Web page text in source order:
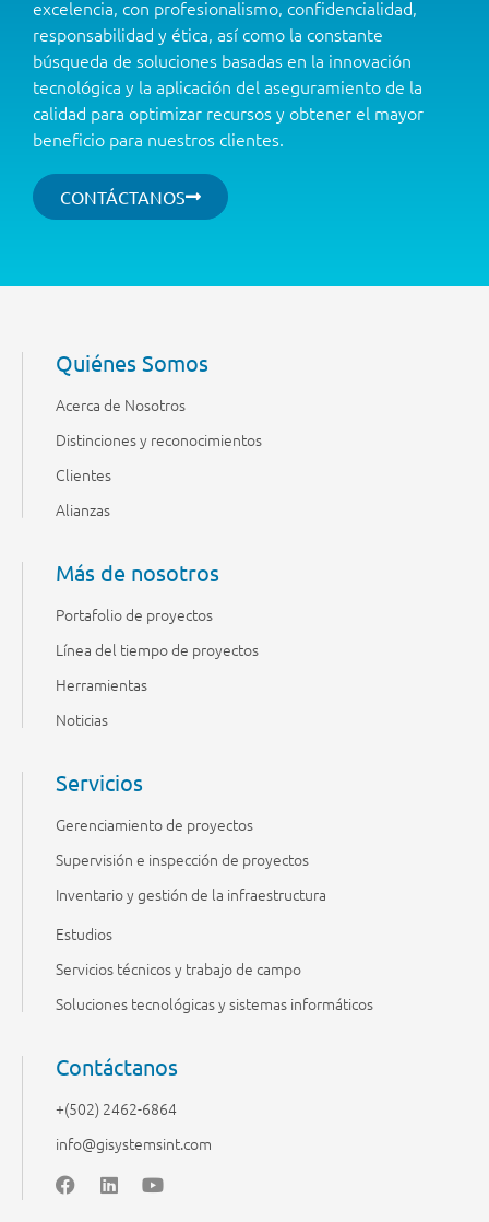
excelencia, con profesionalismo, confidencialidad,
responsabilidad y ética, así como la constante
búsqueda de soluciones basadas en la innovación
tecnológica y la aplicación del aseguramiento de la
calidad para optimizar recursos y obtener el mayor
beneficio para nuestros clientes.
CONTÁCTANOS
Quiénes Somos
Acerca de Nosotros
Distinciones y reconocimientos
Clientes
Alianzas
Más de nosotros
Portafolio de proyectos
Línea del tiempo de proyectos
Herramientas
Noticias
Servicios
Gerenciamiento de proyectos
Supervisión e inspección de proyectos
Inventario y gestión de la infraestructura
Estudios
Servicios técnicos y trabajo de campo
Soluciones tecnológicas y sistemas informáticos
Contáctanos
+(502) 2462-6864
info@gisystemsint.com